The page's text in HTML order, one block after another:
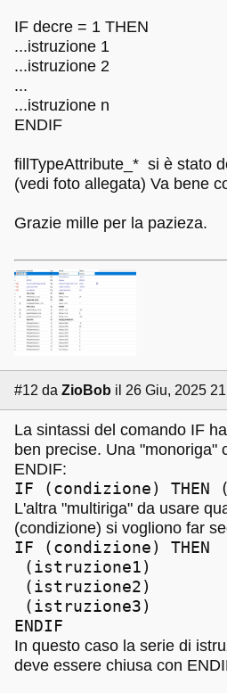
IF decre = 1 THEN
...istruzione 1
...istruzione 2
...
...istruzione n
ENDIF
fillTypeAttribute_* si è stato
(vedi foto allegata) Va bene
Grazie mille per la pazieza.
#12 da ZioBob il 26 Giu, 2025
La sintassi del comando IF
ben precise. Una "monoriga"
ENDIF:
IF (condizione)
L'altra "multiriga" da usare
(condizione) si vogliono far
IF (condizione) THEN
(istruzione1)
(istruzione2)
(istruzione3)
ENDIF
In questo caso la serie di
deve essere chiusa con